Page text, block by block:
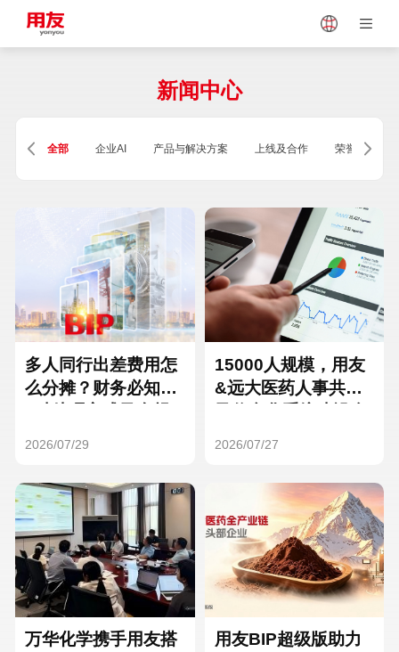
Vietnam
Singapore Malaysia
Thailand
Turkey
Hungary Mexico
Hong Kong Macau
新闻中心
全部 企业AI 产品与解决方案 上线及合作 荣誉及资质
多人同行出差费用怎
么分摊？财务必知的
2026/07/29
15000人规模，用友
&远大医药人事共享
2026/07/27
万华化学携手用友搭
用友BIP超级版助力